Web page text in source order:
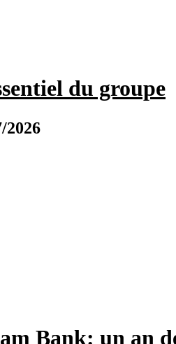
du groupe
2026
Bank: un an